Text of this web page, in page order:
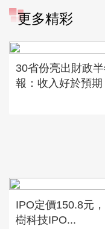
更多精彩
30省份亮出財政
報：收入好於預期
IPO定價150.8元
樹科技IPO...